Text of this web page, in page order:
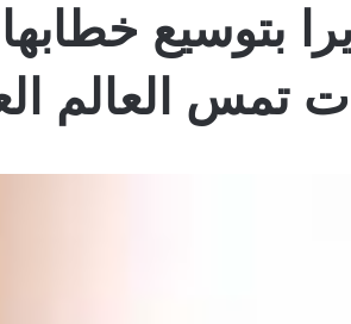
بتوسيع
تمس العالم